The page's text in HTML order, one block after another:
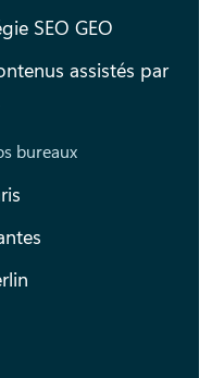
SEO GEO
assistés par
bureaux